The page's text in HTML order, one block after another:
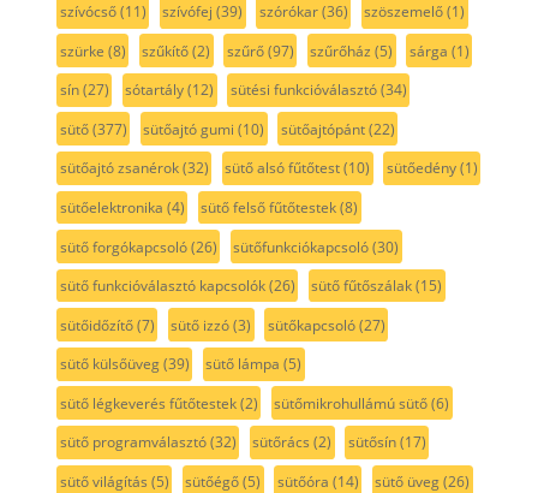
szívócső(11) szívófej (39) szórókar(36) szöszemelő(1)
szürke (8) szűkítő(2) szűrő(97) szűrőház (5) sárga (1)
sín(27) sótartály(12) sütési funkcióválasztó(34)
sütő(377) sütőajtó gumi (10) sütőajtópánt(22)
sütőajtó zsanérok(32) sütő alsó fűtőtest(10) sütőedény(1)
sütőelektronika (4) sütő felső fűtőtestek(8)
sütő forgókapcsoló(26) sütőfunkciókapcsoló(30)
sütő funkcióválasztó kapcsolók(26) sütő fűtőszálak(15)
sütőidőzítő(7) sütő izzó(3) sütőkapcsoló(27)
sütő külsőüveg(39) sütő lámpa (5)
sütő légkeverés fűtőtestek(2) sütőmikrohullámú sütő(6)
sütő programválasztó(32) sütőrács (2) sütősín(17)
sütő világítás (5) sütőégő(5) sütőóra (14) sütő üveg(26)